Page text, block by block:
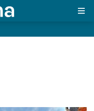
kirjoituksia
Kerromme
tietoutta